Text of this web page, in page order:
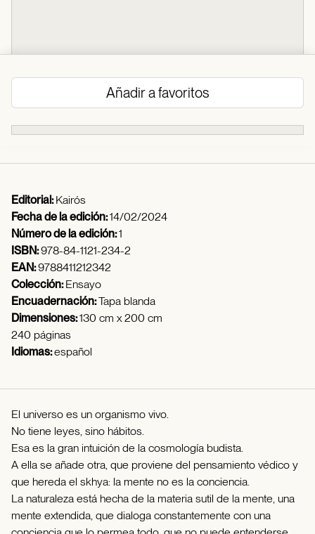
Añadir a favoritos
Editorial:Kairós
Fecha de la edición:14/02/2024
Número de la edición:1
ISBN:978-84-1121-234-2
EAN:9788411212342
Colección:Ensayo
Encuadernación:Tapa blanda
Dimensiones:130 cm x 200 cm
240 páginas
Idiomas:español
El universo es un organismo vivo.
No tiene leyes, sino hábitos.
Esa es la gran intuición de la cosmología budista.
A ella se añade otra, que proviene del pensamiento védico y
que hereda el skhya: la mente no es la conciencia.
La naturaleza está hecha de la materia sutil de la mente, una
mente extendida, que dialoga constantemente con una